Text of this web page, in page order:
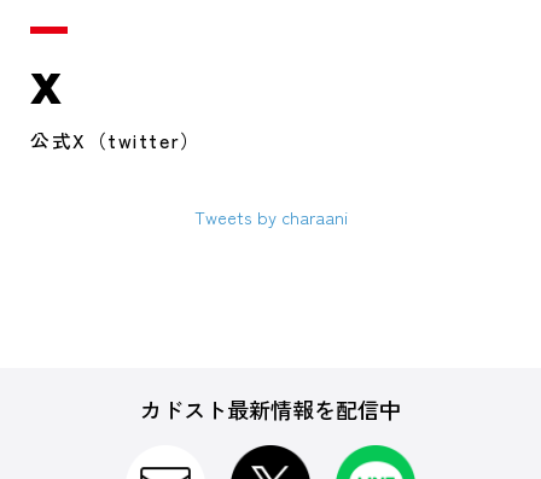
X
公式X（twitter）
Tweets by charaani
カドスト最新情報を配信中